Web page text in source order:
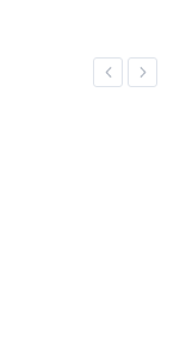
Previous
Next